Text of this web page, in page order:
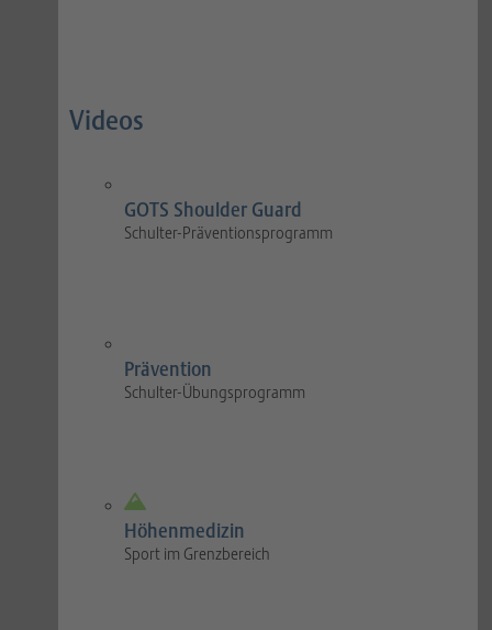
Videos
GOTS Shoulder Guard
Schulter-Präventionsprogramm
Prävention
Schulter-Übungsprogramm
Höhenmedizin
Sport im Grenzbereich